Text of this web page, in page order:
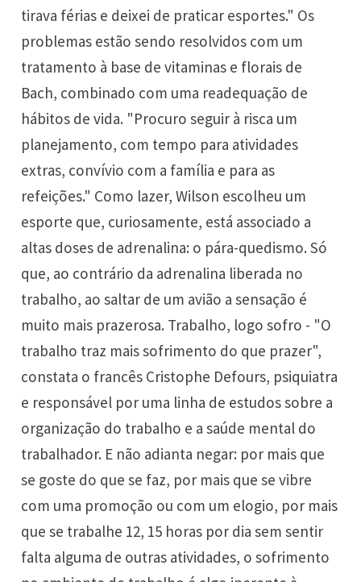
tirava férias e deixei de praticar esportes." Os
problemas estão sendo resolvidos com um
tratamento à base de vitaminas e florais de
Bach, combinado com uma readequação de
hábitos de vida. "Procuro seguir à risca um
planejamento, com tempo para atividades
extras, convívio com a família e para as
refeições." Como lazer, Wilson escolheu um
esporte que, curiosamente, está associado a
altas doses de adrenalina: o pára-quedismo. Só
que, ao contrário da adrenalina liberada no
trabalho, ao saltar de um avião a sensação é
muito mais prazerosa. Trabalho, logo sofro - "O
trabalho traz mais sofrimento do que prazer",
constata o francês Cristophe Defours, psiquiatra
e responsável por uma linha de estudos sobre a
organização do trabalho e a saúde mental do
trabalhador. E não adianta negar: por mais que
se goste do que se faz, por mais que se vibre
com uma promoção ou com um elogio, por mais
que se trabalhe 12, 15 horas por dia sem sentir
falta alguma de outras atividades, o sofrimento